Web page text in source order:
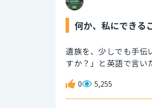
何か、私にできる
遺族を、少しでも手伝
すか？」と英語で言い
0 5,255